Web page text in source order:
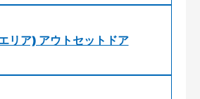
リア) アウトセットドア